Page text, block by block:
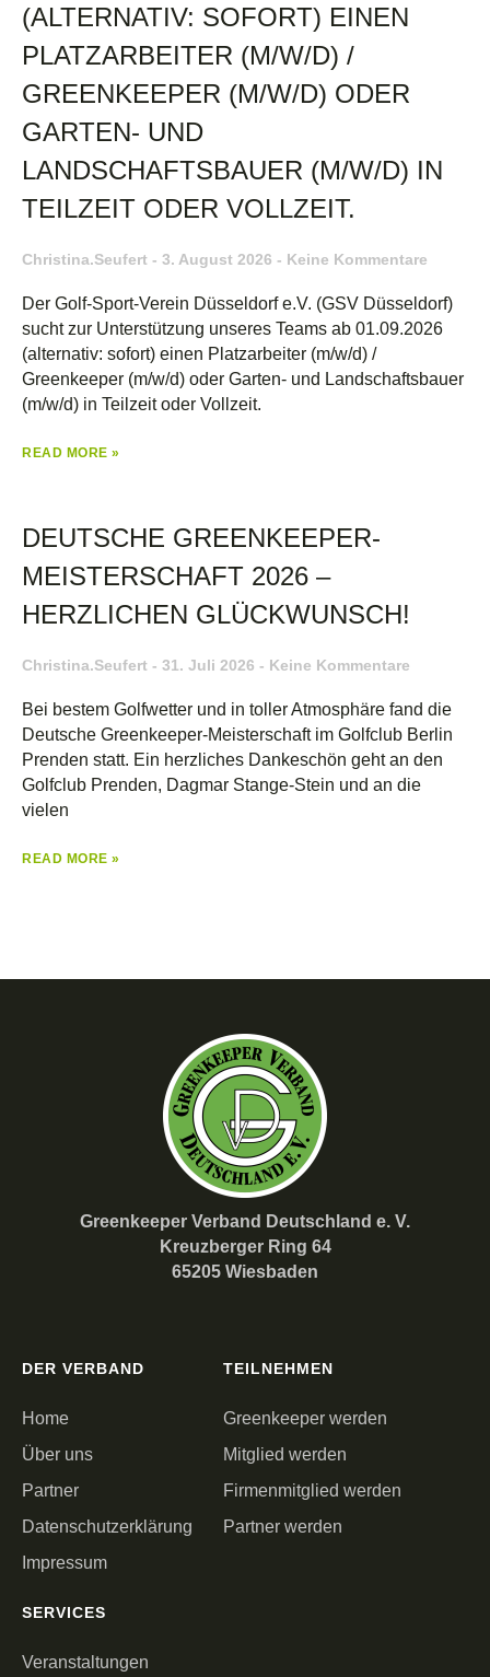
(ALTERNATIV: SOFORT) EINEN
PLATZARBEITER (M/W/D) /
GREENKEEPER (M/W/D) ODER
GARTEN- UND
LANDSCHAFTSBAUER (M/W/D) IN
TEILZEIT ODER VOLLZEIT.
Christina.seufert 3. August 2026 Keine Kommentare
Der Golf-Sport-Verein Düsseldorf e.V. (GSV Düsseldorf)
sucht zur Unterstützung unseres Teams ab 01.09.2026
(alternativ: sofort) einen Platzarbeiter (m/w/d) /
Greenkeeper (m/w/d) oder Garten- und Landschaftsbauer
(m/w/d) in Teilzeit oder Vollzeit.
READ MORE »
DEUTSCHE GREENKEEPER-
MEISTERSCHAFT 2026 –
HERZLICHEN GLÜCKWUNSCH!
Christina.seufert 31. Juli 2026 Keine Kommentare
Bei bestem Golfwetter und in toller Atmosphäre fand die
Deutsche Greenkeeper-Meisterschaft im Golfclub Berlin
Prenden statt. Ein herzliches Dankeschön geht an den
Golfclub Prenden, Dagmar Stange-Stein und an die
vielen
READ MORE »
Greenkeeper Verband Deutschland e. V.
Kreuzberger Ring 64
65205 Wiesbaden
DER VERBAND
Home
Über uns
Partner
Datenschutzerklärung
Impressum
TEILNEHMEN
Greenkeeper werden
Mitglied werden
Firmenmitglied werden
Partner werden
SERVICES
Veranstaltungen